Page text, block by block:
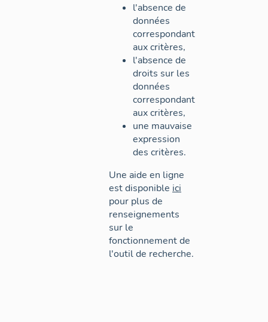
l'absence de
données
correspondant
aux critères,
l'absence de
droits sur les
données
correspondant
aux critères,
une mauvaise
expression
des critères.
Une aide en ligne
est disponible ici
pour plus de
renseignements
sur le
fonctionnement de
l'outil de recherche.